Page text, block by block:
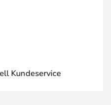
Kundeservice